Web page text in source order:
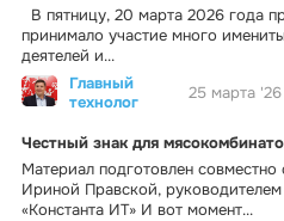
В пятницу, 20 марта 2026 года
принимало участие много
деятелей и...
Главный
технолог
25 марта '26
Честный знак для
Материал подготовлен
Ириной Правской, руководителем
«Константа ИТ» И вот момент...